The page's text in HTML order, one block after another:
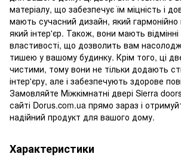
матеріалу, що забезпечує їм міцність і
мають сучасний дизайн, який
який інтер'єр. Також, вони мають відмінні
властивості, що дозволить вам
тишею у вашому будинку. Крім того, ці
чистими, тому вони не тільки додають
інтер'єру, але і забезпечують здорове
Замовляйте Міжкімнатні двері Sierra
сайті Dorus.com.ua прямо зараз і
надійний продукт для вашого дому.
Характеристики